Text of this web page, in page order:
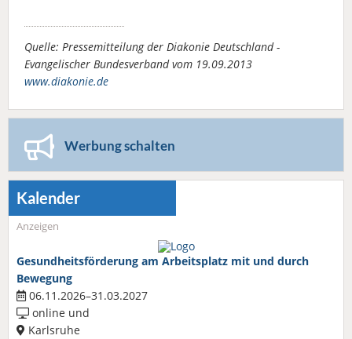
Quelle: Pressemitteilung der Diakonie Deutschland -
Evangelischer Bundesverband vom 19.09.2013
www.diakonie.de
Werbung schalten
Kalender
Anzeigen
Gesundheitsförderung am Arbeitsplatz mit und durch
Bewegung
06.11.2026–31.03.2027
online und
Karlsruhe